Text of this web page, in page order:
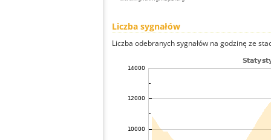
Liczba sygnałów
Liczba odebranych sygnałów na godzinę ze